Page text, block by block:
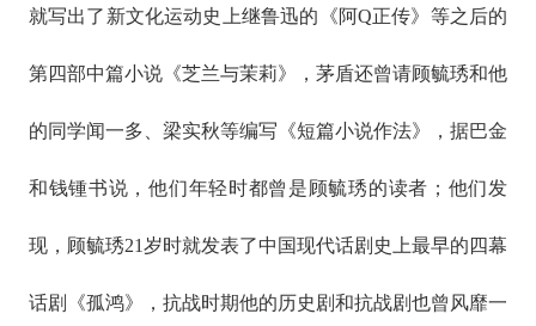
就写出了新文化运动史上继鲁迅的《阿Q正传》等之后的
第四部中篇小说《芝兰与茉莉》，茅盾还曾请顾毓琇和他
的同学闻一多、梁实秋等编写《短篇小说作法》，据巴金
和钱锺书说，他们年轻时都曾是顾毓琇的读者；他们发
现，顾毓琇21岁时就发表了中国现代话剧史上最早的四幕
话剧《孤鸿》，抗战时期他的历史剧和抗战剧也曾风靡一